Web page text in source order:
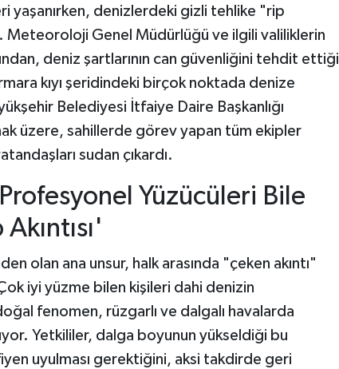
yaşanırken, denizlerdeki gizli tehlike "rip
Meteoroloji Genel Müdürlüğü ve ilgili valiliklerin
deniz şartlarının can güvenliğini tehdit ettiği
kıyı şeridindeki birçok noktada denize
Belediyesi İtfaiye Daire Başkanlığı
üzere, sahillerde görev yapan tüm ekipler
sudan çıkardı.
Yüzücüleri Bile
olan ana unsur, halk arasında "çeken akıntı"
iyi yüzme bilen kişileri dahi denizin
fenomen, rüzgarlı ve dalgalı havalarda
Yetkililer, dalga boyunun yükseldiği bu
uyulması gerektiğini, aksi takdirde geri